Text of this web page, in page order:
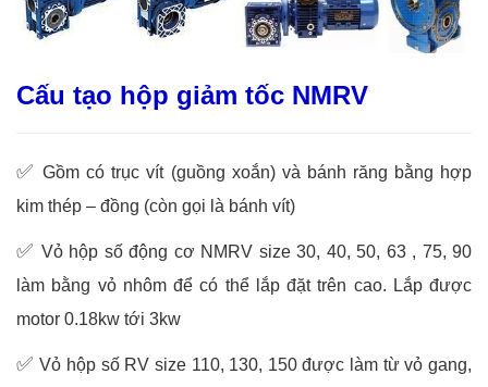
Cấu tạo hộp giảm tốc NMRV
✅Gồm có trục vít (guồng xoắn) và bánh răng bằng hợp
kim thép – đồng (còn gọi là bánh vít)
✅ Vỏ hộp số động cơ NMRV size 30, 40, 50, 63 , 75, 90
làm bằng vỏ nhôm để có thể lắp đặt trên cao. Lắp được
motor 0.18kw tới 3kw
✅Vỏ hộp số RV size 110, 130, 150 được làm từ vỏ gang,